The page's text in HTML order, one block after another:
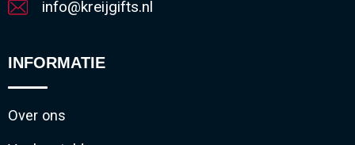
info@kreijgifts.nl
INFORMATIE
Over ons